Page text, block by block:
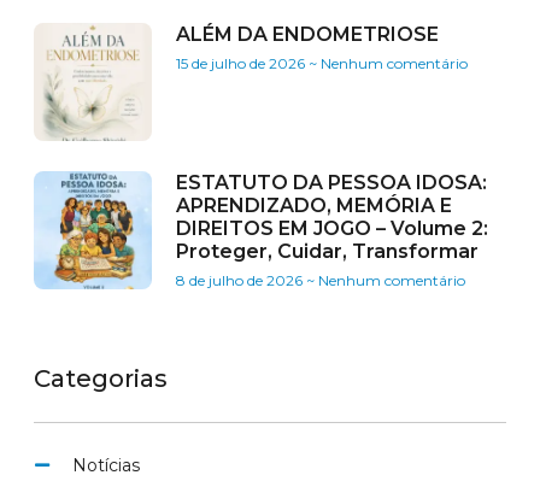
ALÉM DA ENDOMETRIOSE
15 de julho de 2026 Nenhum comentário
ESTATUTO DA PESSOA IDOSA:
APRENDIZADO, MEMÓRIA E
DIREITOS EM JOGO – Volume 2:
Proteger, Cuidar, Transformar
8 de julho de 2026 Nenhum comentário
Categorias
Notícias